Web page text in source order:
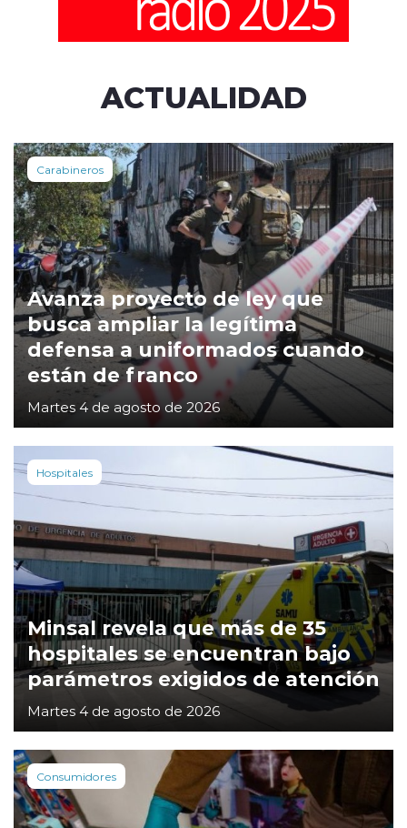
ACTUALIDAD
Carabineros
Avanza proyecto de ley que
busca ampliar la legítima
defensa a uniformados cuando
están de franco
Martes 4 de agosto de 2026
Hospitales
Minsal revela que más de 35
hospitales se encuentran bajo
parámetros exigidos de atención
Martes 4 de agosto de 2026
Consumidores